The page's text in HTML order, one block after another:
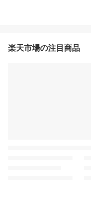
楽天市場の注目商品